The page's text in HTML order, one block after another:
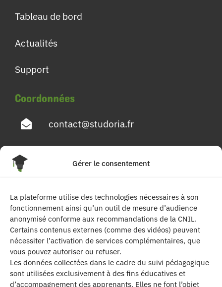
Gérer le consentement
La plateforme utilise des technologies nécessaires à son
fonctionnement ainsi qu’un outil de mesure d’audience
anonymisé conforme aux recommandations de la CNIL.
Certains contenus externes (comme des vidéos) peuvent
nécessiter l’activation de services complémentaires, que
vous pouvez autoriser ou refuser.
Les données collectées dans le cadre du suivi pédagogique
sont utilisées exclusivement à des fins éducatives et
d’accompagnement des apprenants. Elles ne font l’objet
Tableau de bord
Actualités
Support
Coordonnées
contact@studoria.fr
4 Rue Georges Pompidou
Suivez-nous